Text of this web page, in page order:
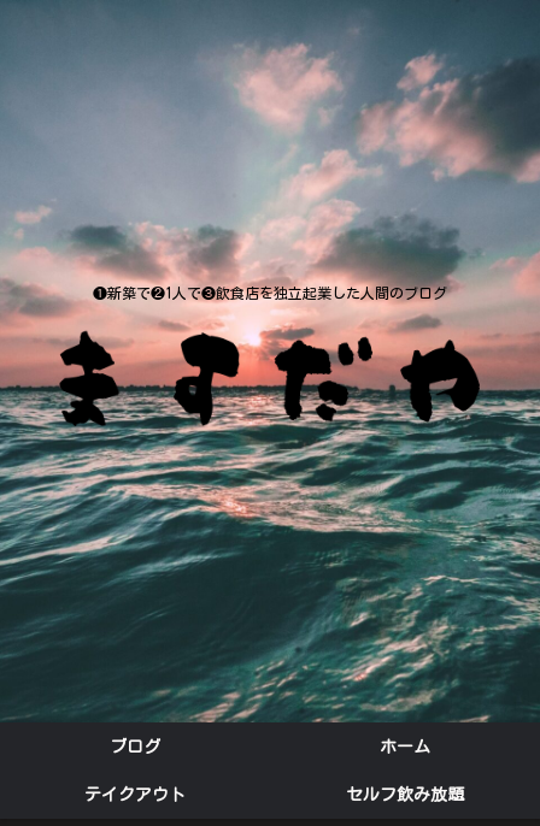
❶新築で❷1人で❸飲食店を独立起業した人間のブログ
ブログ ホーム
テイクアウト セルフ飲み放題